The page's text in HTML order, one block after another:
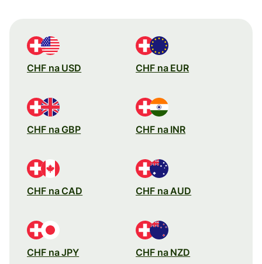
CHF na USD CHF na EUR
CHF na GBP CHF na INR
CHF na CAD CHF na AUD
CHF na JPY CHF na NZD